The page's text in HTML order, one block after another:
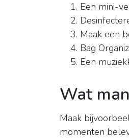
Een mini-
Maak een
Bag
Een
Wat
Maak
momenten